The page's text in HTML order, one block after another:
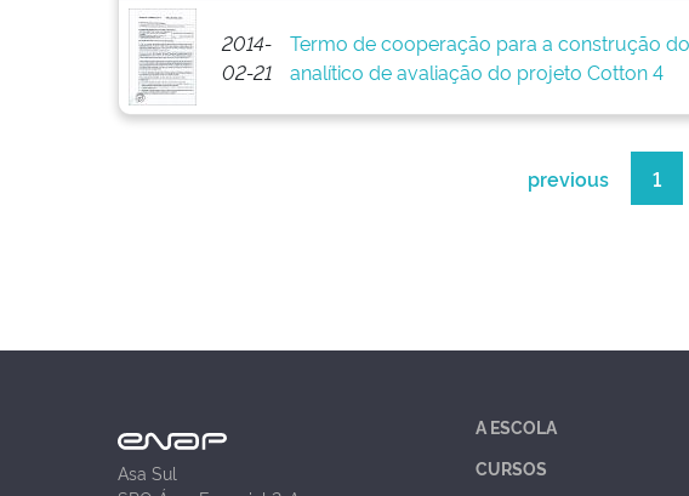
2014-
02-21
Termo de cooperação para a construção
analítico de avaliação do projeto Cotton 4
previous 1
Asa Sul
A ESCOLA
CURSOS